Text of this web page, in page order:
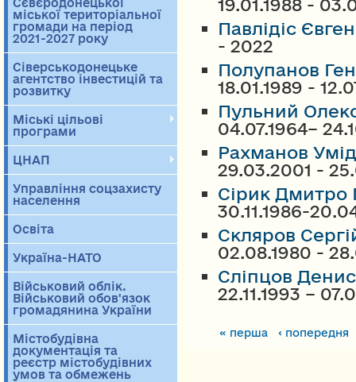
Сєвєродонецької
міської територіальної
громади на період
2021-2027 року
Сіверськодонецьке
агентство інвестицій та
розвитку
Міські цільові
програми
ЦНАП
Управління соцзахисту
населення
Освіта
Україна-НАТО
Військовий облік.
Військовий обов'язок
громадянина України
Містобудівна
документація та
реєстр містобудівних
умов та обмежень
19.01.1988 -
Павлідіс Євген
- 2022
Полупанов
18.01.1989 -
Пульний
04.07.1964–
Рахманов
29.03.2001 -
Сірик Дмитро
30.11.1986-
Скляров
02.08.1980 -
Сліпцов
22.11.1993 –
Страницы
« перша ‹ попередня